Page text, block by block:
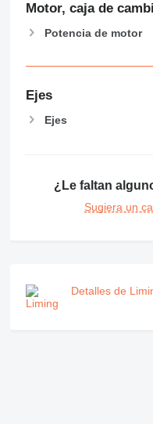
Motor, caja de
Potencia de motor
Ejes
Ejes
¿Le faltan
Sugiera un
Detalles de